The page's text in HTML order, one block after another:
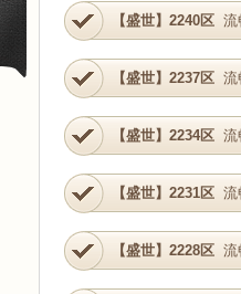
【盛世】2240区 流
【盛世】2237区 流
【盛世】2234区 流
【盛世】2231区 流
【盛世】2228区 流